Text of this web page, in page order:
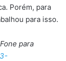
Porém, para
para isso.
para